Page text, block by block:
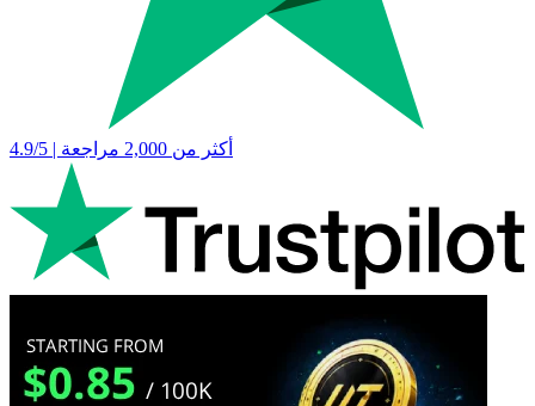
4.9/5 | أكثر من 2,000 مراجعة